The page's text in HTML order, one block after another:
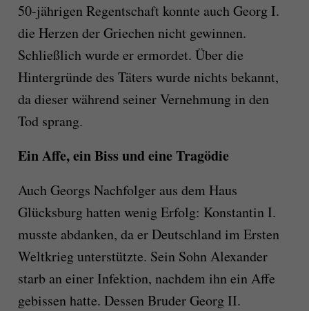
50-jährigen Regentschaft konnte auch Georg I.
die Herzen der Griechen nicht gewinnen.
Schließlich wurde er ermordet. Über die
Hintergründe des Täters wurde nichts bekannt,
da dieser während seiner Vernehmung in den
Tod sprang.
Ein Affe, ein Biss und eine Tragödie
Auch Georgs Nachfolger aus dem Haus
Glücksburg hatten wenig Erfolg: Konstantin I.
musste abdanken, da er Deutschland im Ersten
Weltkrieg unterstützte. Sein Sohn Alexander
starb an einer Infektion, nachdem ihn ein Affe
gebissen hatte. Dessen Bruder Georg II.